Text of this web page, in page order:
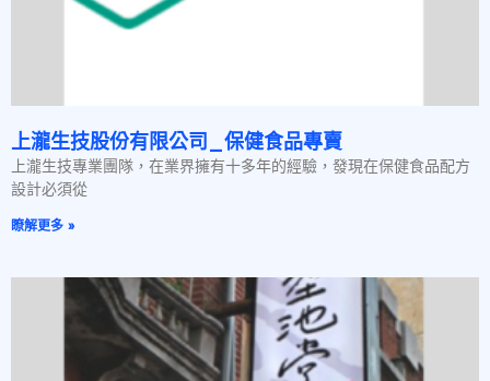
上瀧生技股份有限公司_保健食品專賣
上瀧生技專業團隊，在業界擁有十多年的經驗，發現在保健食品配方
設計必須從
瞭解更多 »